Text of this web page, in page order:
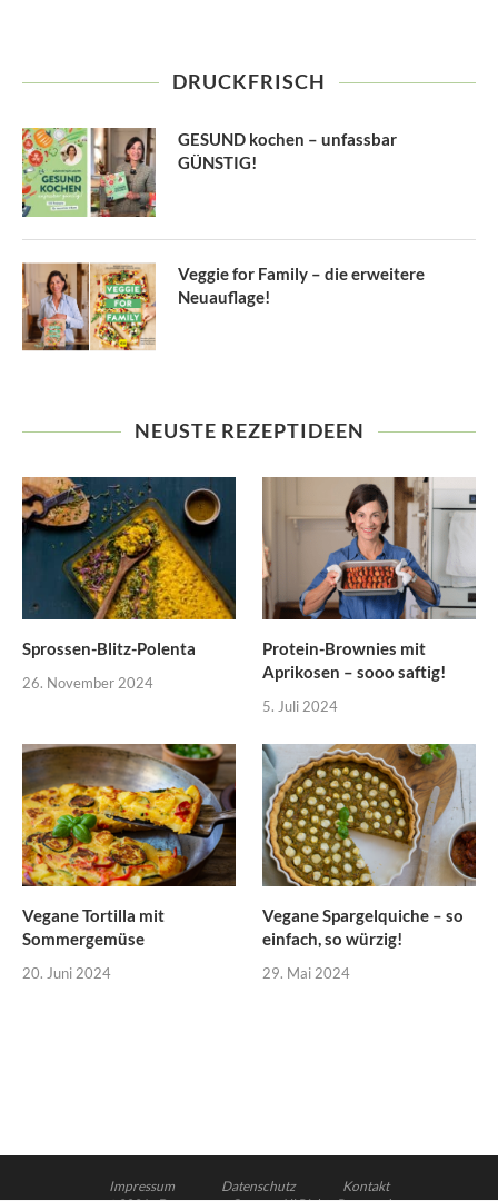
DRUCKFRISCH
GESUND kochen – unfassbar
GÜNSTIG!
Veggie for Family – die erweitere
Neuauflage!
NEUSTE REZEPTIDEEN
Sprossen-Blitz-Polenta
26. November 2024
Protein-Brownies mit
Aprikosen – sooo saftig!
5. Juli 2024
Vegane Tortilla mit
Sommergemüse
20. Juni 2024
Vegane Spargelquiche – so
einfach, so würzig!
29. Mai 2024
Impressum Datenschutz
Kontakt